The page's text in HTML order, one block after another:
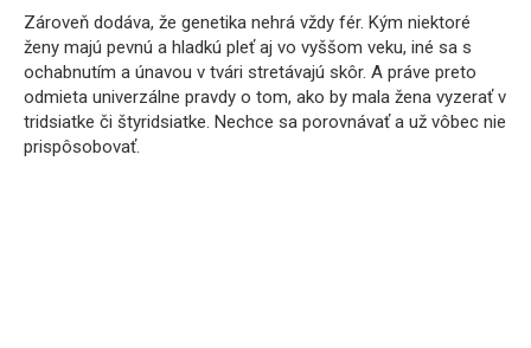
Zároveň dodáva, že genetika nehrá vždy fér. Kým niektoré
ženy majú pevnú a hladkú pleť aj vo vyššom veku, iné sa s
ochabnutím a únavou v tvári stretávajú skôr. A práve preto
odmieta univerzálne pravdy o tom, ako by mala žena vyzerať v
tridsiatke či štyridsiatke. Nechce sa porovnávať a už vôbec nie
prispôsobovať.